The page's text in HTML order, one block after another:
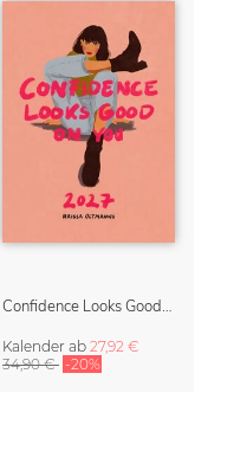
Kalender ab 27,92 €
34,90 € -20%